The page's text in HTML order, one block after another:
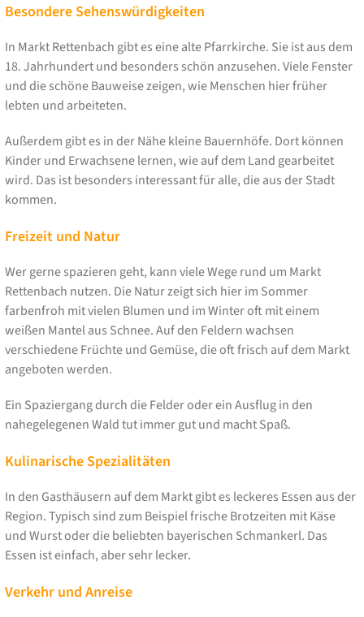
Besondere Sehenswürdigkeiten
In Markt Rettenbach gibt es eine alte Pfarrkirche. Sie ist aus dem
18. Jahrhundert und besonders schön anzusehen. Viele Fenster
und die schöne Bauweise zeigen, wie Menschen hier früher
lebten und arbeiteten.
Außerdem gibt es in der Nähe kleine Bauernhöfe. Dort können
Kinder und Erwachsene lernen, wie auf dem Land gearbeitet
wird. Das ist besonders interessant für alle, die aus der Stadt
kommen.
Freizeit und Natur
Wer gerne spazieren geht, kann viele Wege rund um Markt
Rettenbach nutzen. Die Natur zeigt sich hier im Sommer
farbenfroh mit vielen Blumen und im Winter oft mit einem
weißen Mantel aus Schnee. Auf den Feldern wachsen
verschiedene Früchte und Gemüse, die oft frisch auf dem Markt
angeboten werden.
Ein Spaziergang durch die Felder oder ein Ausflug in den
nahegelegenen Wald tut immer gut und macht Spaß.
Kulinarische Spezialitäten
In den Gasthäusern auf dem Markt gibt es leckeres Essen aus der
Region. Typisch sind zum Beispiel frische Brotzeiten mit Käse
und Wurst oder die beliebten bayerischen Schmankerl. Das
Essen ist einfach, aber sehr lecker.
Verkehr und Anreise